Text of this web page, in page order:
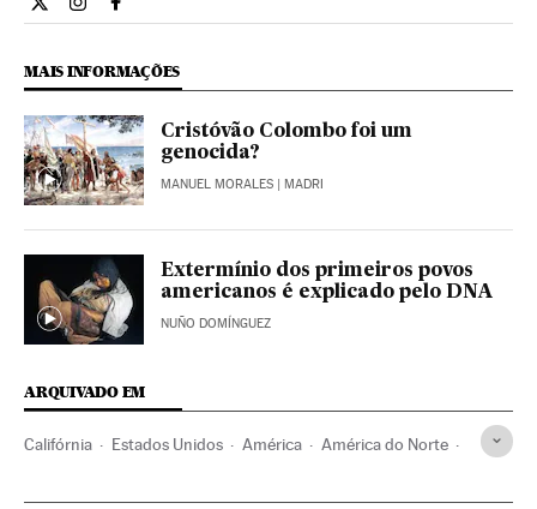
Ciencia El País Brasil en Twitter
Ciencia El País Brasil en Instagram
Ciencia El País Brasil en Facebook
MAIS INFORMAÇÕES
Cristóvão Colombo foi um
genocida?
MANUEL MORALES | MADRI
Extermínio dos primeiros povos
americanos é explicado pelo DNA
NUÑO DOMÍNGUEZ
ARQUIVADO EM
Califórnia Estados Unidos América América do Norte